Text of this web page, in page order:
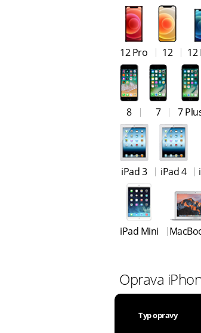
12 Pro 12 12
8 7 7
iPad 3 iPad 4
iPad Mini
Oprava
Typ opravy